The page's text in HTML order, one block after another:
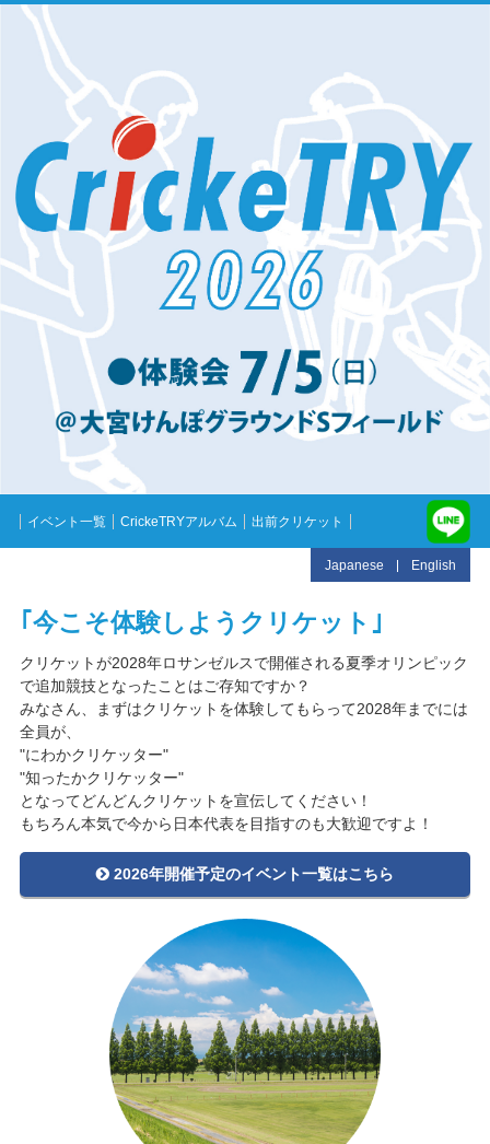
イベント一覧 CrickeTRYアルバム 出前クリケット
Japanese English
｢今こそ体験しようクリケット｣
クリケットが2028年ロサンゼルスで開催される夏季オリンピック
で追加競技となったことはご存知ですか？
みなさん、まずはクリケットを体験してもらって2028年までには
全員が、
"にわかクリケッター"
"知ったかクリケッター"
となってどんどんクリケットを宣伝してください！
もちろん本気で今から日本代表を目指すのも大歓迎ですよ！
2026年開催予定のイベント一覧はこちら